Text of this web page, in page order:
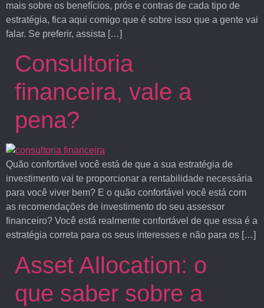
mais sobre os benefícios, prós e contras de cada tipo de
estratégia, fica aqui comigo que é sobre isso que a gente vai
falar. Se preferir, assista […]
Consultoria
financeira, vale a
pena?
Quão confortável você está de que a sua estratégia de
investimento vai te proporcionar a rentabilidade necessária
para você viver bem? E o quão confortável você está com
as recomendações de investimento do seu assessor
financeiro? Você está realmente confortável de que essa é a
estratégia correta para os seus interesses e não para os […]
Asset Allocation: o
que saber sobre a